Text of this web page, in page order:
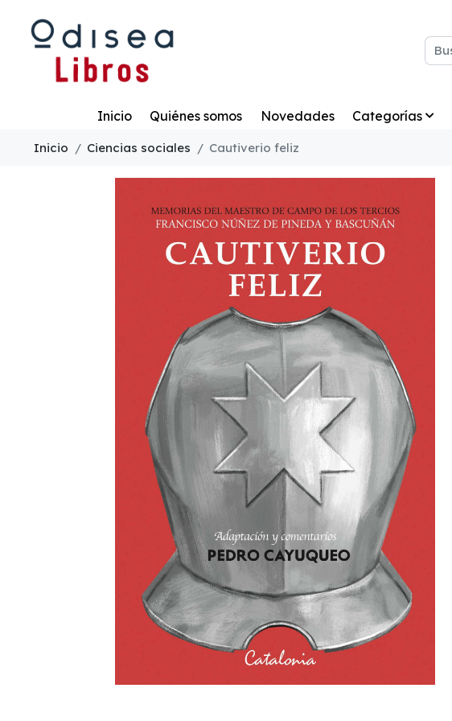
Inicio Quiénes somos Novedades Categorías
Inicio Ciencias sociales Cautiverio feliz